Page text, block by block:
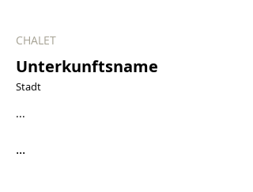
CHALET
Unterkunftsname
Stadt
...
...